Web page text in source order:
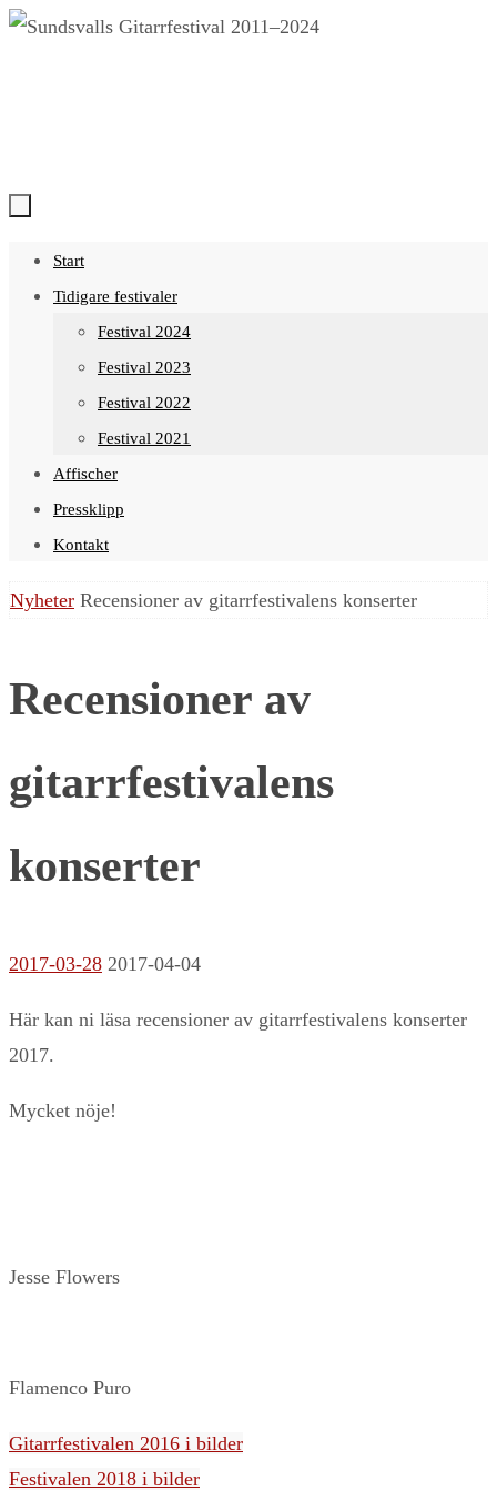
Hoppa
Hoppa
innehållet
Start
Tidigare festivaler
Festival 2024
Festival 2023
Festival 2022
Festival 2021
Affischer
Pressklipp
Kontakt
Home
Nyheter Recensioner av gitarrfestivalens konserter
Recensioner av
gitarrfestivalens
konserter
2017-03-28 2017-04-04
Här kan ni läsa recensioner av gitarrfestivalens konserter
2017.
Mycket nöje!
Jesse Flowers
Flamenco Puro
Gitarrfestivalen 2016 i bilder
Festivalen 2018 i bilder